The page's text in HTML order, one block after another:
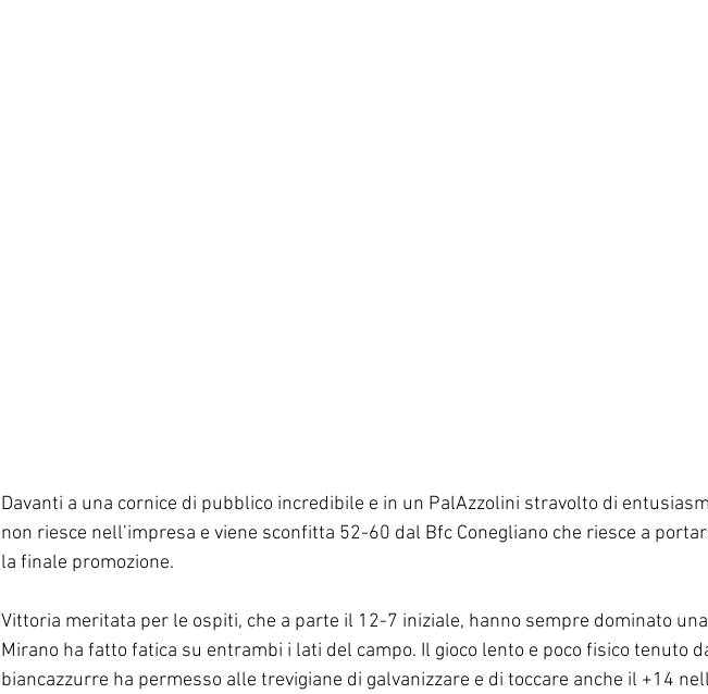
Davanti a una cornice di pubblico incredibile e in un PalAzzolini stravolto di
non riesce nell’impresa e viene sconfitta 52-60 dal Bfc Conegliano che riesce a
la finale promozione.
Vittoria meritata per le ospiti, che a parte il 12-7 iniziale, hanno sempre dominato
Mirano ha fatto fatica su entrambi i lati del campo. Il gioco lento e poco fisico tenuto
biancazzurre ha permesso alle trevigiane di galvanizzare e di toccare anche il +14